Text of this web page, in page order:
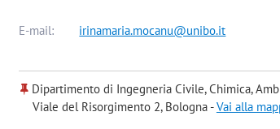
E-mail: irinamaria.mocanu@unibo.it
Dipartimento di Ingegneria Civile, Chimica,
Viale del Risorgimento 2, Bologna -Vai alla